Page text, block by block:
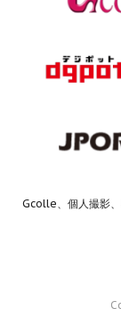
Gcolle、個人撮影、